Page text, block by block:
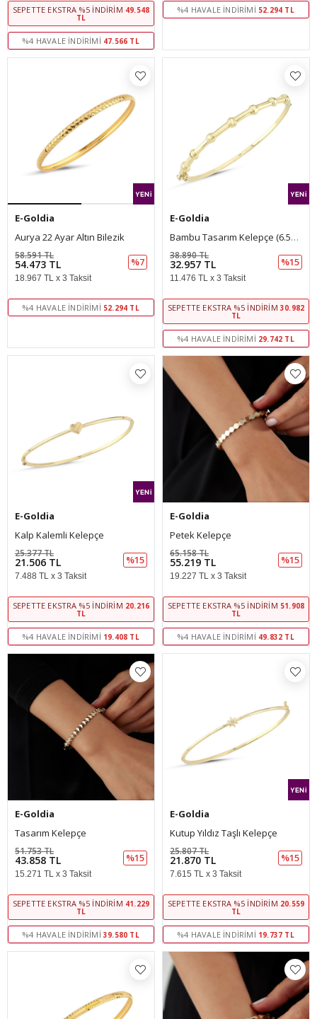
SEPETTE EKSTRA %5 İNDIRIM 49.548
TL
%4 HAVALE İNDIRIMI 47.566 TL
%4 HAVALE İNDIRIMI 52.294 TL
E-Goldia
Aurya 22 Ayar Altın Bilezik
54.473 TL
58.591 TL
%7
18.967 TL x 3 Taksit
%4 HAVALE İNDIRIMI 52.294 TL
E-Goldia
Bambu Tasarım Kelepçe (6.50*5.30 Cm 0,30 Mm)
32.957 TL
38.890 TL
%15
11.476 TL x 3 Taksit
SEPETTE EKSTRA %5 İNDIRIM 30.982
TL
%4 HAVALE İNDIRIMI 29.742 TL
E-Goldia
Kalp Kalemli Kelepçe
21.506 TL
25.377 TL
%15
7.488 TL x 3 Taksit
SEPETTE EKSTRA %5 İNDIRIM 20.216
TL
%4 HAVALE İNDIRIMI 19.408 TL
E-Goldia
Petek Kelepçe
55.219 TL
65.158 TL
%15
19.227 TL x 3 Taksit
SEPETTE EKSTRA %5 İNDIRIM 51.908
TL
%4 HAVALE İNDIRIMI 49.832 TL
E-Goldia
Tasarım Kelepçe
43.858 TL
51.753 TL
%15
15.271 TL x 3 Taksit
SEPETTE EKSTRA %5 İNDIRIM 41.229
TL
%4 HAVALE İNDIRIMI 39.580 TL
E-Goldia
Kutup Yıldız Taşlı Kelepçe
21.870 TL
25.807 TL
%15
7.615 TL x 3 Taksit
SEPETTE EKSTRA %5 İNDIRIM 20.559
TL
%4 HAVALE İNDIRIMI 19.737 TL